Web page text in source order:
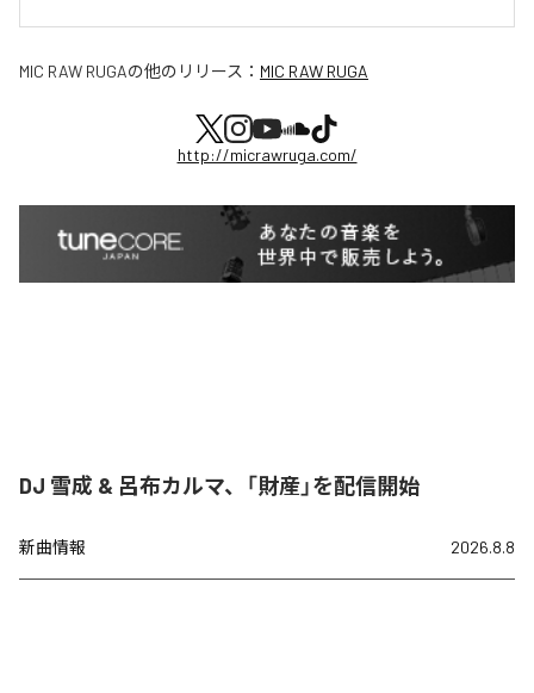
MIC RAW RUGAの他のリリース： MIC RAW RUGA
http://micrawruga.com/
DJ 雪成 & 呂布カルマ、「財産」を配信開始
新曲情報 2026.8.8